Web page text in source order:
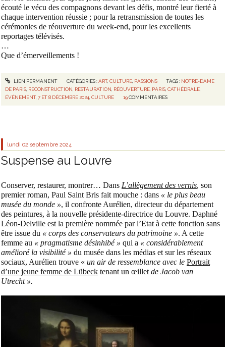
écouté le vécu des compagnons devant les défis, montré leur fierté à
chaque intervention réussie ; pour la retransmission de toutes les
cérémonies de réouverture du week-end, pour les excellents
reportages télévisés.
…
Que d’émerveillements !
LIEN PERMANENT CATÉGORIES :ART, CULTURE, PASSIONS TAGS : NOTRE-DAME
DE PARIS, RECONSTRUCTION, RESTAURATION, RÉOUVERTURE, PARIS,CATHÉDRALE,
ÉVÉNEMENT,7 ET 8 DÉCEMBRE 2024,CULTURE 19 COMMENTAIRES
lundi 02 septembre 2024
Suspense au Louvre
Conserver, restaurer, montrer… Dans L’allègement des vernis, son
premier roman, Paul Saint Bris fait mouche : dans « le plus beau
musée du monde », il confronte Aurélien, directeur du département
des peintures, à la nouvelle présidente-directrice du Louvre. Daphné
Léon-Delville est la première nommée par l’Etat à cette fonction sans
être issue du « corps des conservateurs du patrimoine ». A cette
femme au « pragmatisme désinhibé » qui a « considérablement
amélioré la visibilité » du musée dans les médias et sur les réseaux
sociaux, Aurélien trouve « un air de ressemblance avec le Portrait
d’une jeune femme de Lübeck tenant un œilletde Jacob van
Utrecht ».